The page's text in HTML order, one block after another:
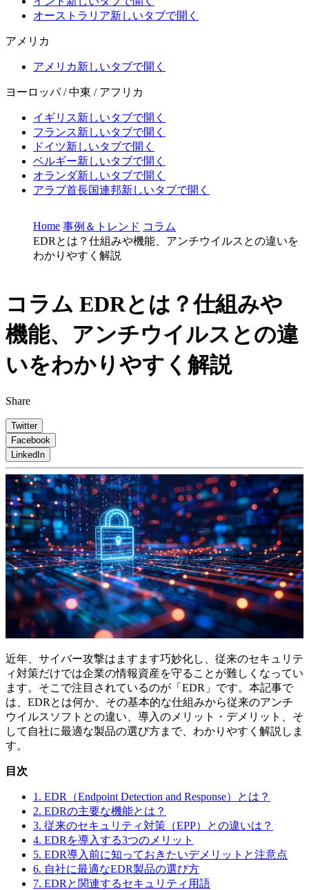
オーストラリア新しいタブで開く
アメリカ
アメリカ新しいタブで開く
ヨーロッパ / 中東 / アフリカ
イギリス新しいタブで開く
フランス新しいタブで開く
ドイツ新しいタブで開く
ベルギー新しいタブで開く
オランダ新しいタブで開く
アラブ首長国連邦新しいタブで開く
Home 事例＆トレンド コラム
EDRとは？仕組みや機能、アンチウイルスとの違いを
わかりやすく解説
コラム EDRとは？仕組みや
機能、アンチウイルスとの違
いをわかりやすく解説
Share
Twitter
Facebook
LinkedIn
近年、サイバー攻撃はますます巧妙化し、従来のセキュリテ
ィ対策だけでは企業の情報資産を守ることが難しくなってい
ます。そこで注目されているのが「EDR」です。本記事で
は、EDRとは何か、その基本的な仕組みから従来のアンチ
ウイルスソフトとの違い、導入のメリット・デメリット、そ
して自社に最適な製品の選び方まで、わかりやすく解説しま
す。
目次
1. EDR（Endpoint Detection and Response）とは？
2. EDRの主要な機能とは？
3. 従来のセキュリティ対策（EPP）との違いは？
4. EDRを導入する3つのメリット
5. EDR導入前に知っておきたいデメリットと注意点
6. 自社に最適なEDR製品の選び方
7. EDRと関連するセキュリティ用語